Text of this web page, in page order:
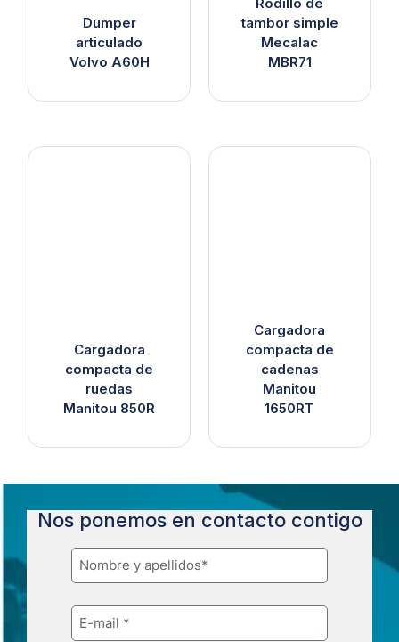
Dumper
articulado
Volvo A60H
tambor simple
Mecalac
MBR71
Cargadora
compacta de
ruedas
Manitou 850R
Cargadora
compacta de
cadenas
Manitou
1650RT
Nos ponemos en contacto contigo